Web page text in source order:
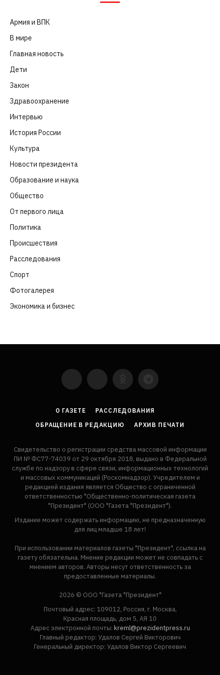
Армия и ВПК
В мире
Главная новость
Дети
Закон
Здравоохранение
Интервью
История России
Культура
Новости президента
Образование и наука
Общество
От первого лица
Политика
Происшествия
Расследования
Спорт
Фотогалерея
Экономика и бизнес
YouTubeVKontakte
LinkedInFlickr
О ГАЗЕТЕ
РАССЛЕДОВАНИЯ
ОБРАЩЕНИЕ В РЕДАКЦИЮ
АРХИВ ПЕЧАТИ
Свидетельство о регистрации средства массовой информации
ПИ № ФС77-74039 от 29 октября 2018, выдано в Федеральной
службе по надзору в сфере связи, информационных технологий
и массовых коммуникаций (Роскомнадзор). Учредителем и
редакцией издания является Общество с ограниченной
ответственностью "Общественно-политическая газета
"Президент" (ООО "Газета "Президент").
Издание может содержать информацию, не предназначенную
для лиц младше 18 лет!
При использовании материалов газеты "Президент", ссылка на
газету обязательна. Мнение редакции может не совпадать с
мнением авторов. Авторы несут ответственность за
предоставленные материалы.
2026 © ООО "Газета "Президент"
Почтовый адрес: 109012, Россия, г. Москва,
Красная площадь, дом 5, АЯ 10
Адрес электронной почты: kreml@prezidentpress.ru
Главный редактор: Удалов Сергей Викторович
Генеральный директор: Удалов Виктор Сергеевич